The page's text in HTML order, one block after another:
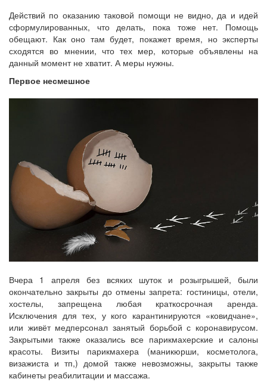
Действий по оказанию таковой помощи не видно, да и идей
сформулированных, что делать, пока тоже нет. Помощь
обещают. Как оно там будет, покажет время, но эксперты
сходятся во мнении, что тех мер, которые объявлены на
данный момент не хватит. А меры нужны.
Первое несмешное
Вчера 1 апреля без всяких шуток и розыгрышей, были
окончательно закрыты до отмены запрета: гостиницы, отели,
хостелы, запрещена любая краткосрочная аренда.
Исключения для тех, у кого карантинируются «ковидчане»,
или живёт медперсонал занятый борьбой с коронавирусом.
Закрытыми также оказались все парикмахерские и салоны
красоты. Визиты парикмахера (маникюрши, косметолога,
визажиста и тп,) домой также невозможны, закрыты также
кабинеты реабилитации и массажа.